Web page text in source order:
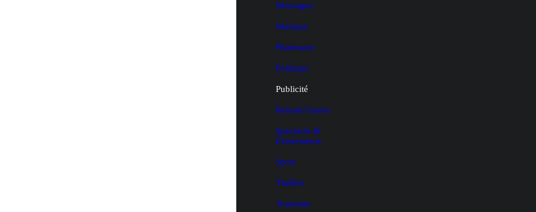
Montagne
Musique
Pharmacie
Politique
Publicité
Roland Garros
Spectacle &
Évènements
Sport
Théâtre
Tourisme